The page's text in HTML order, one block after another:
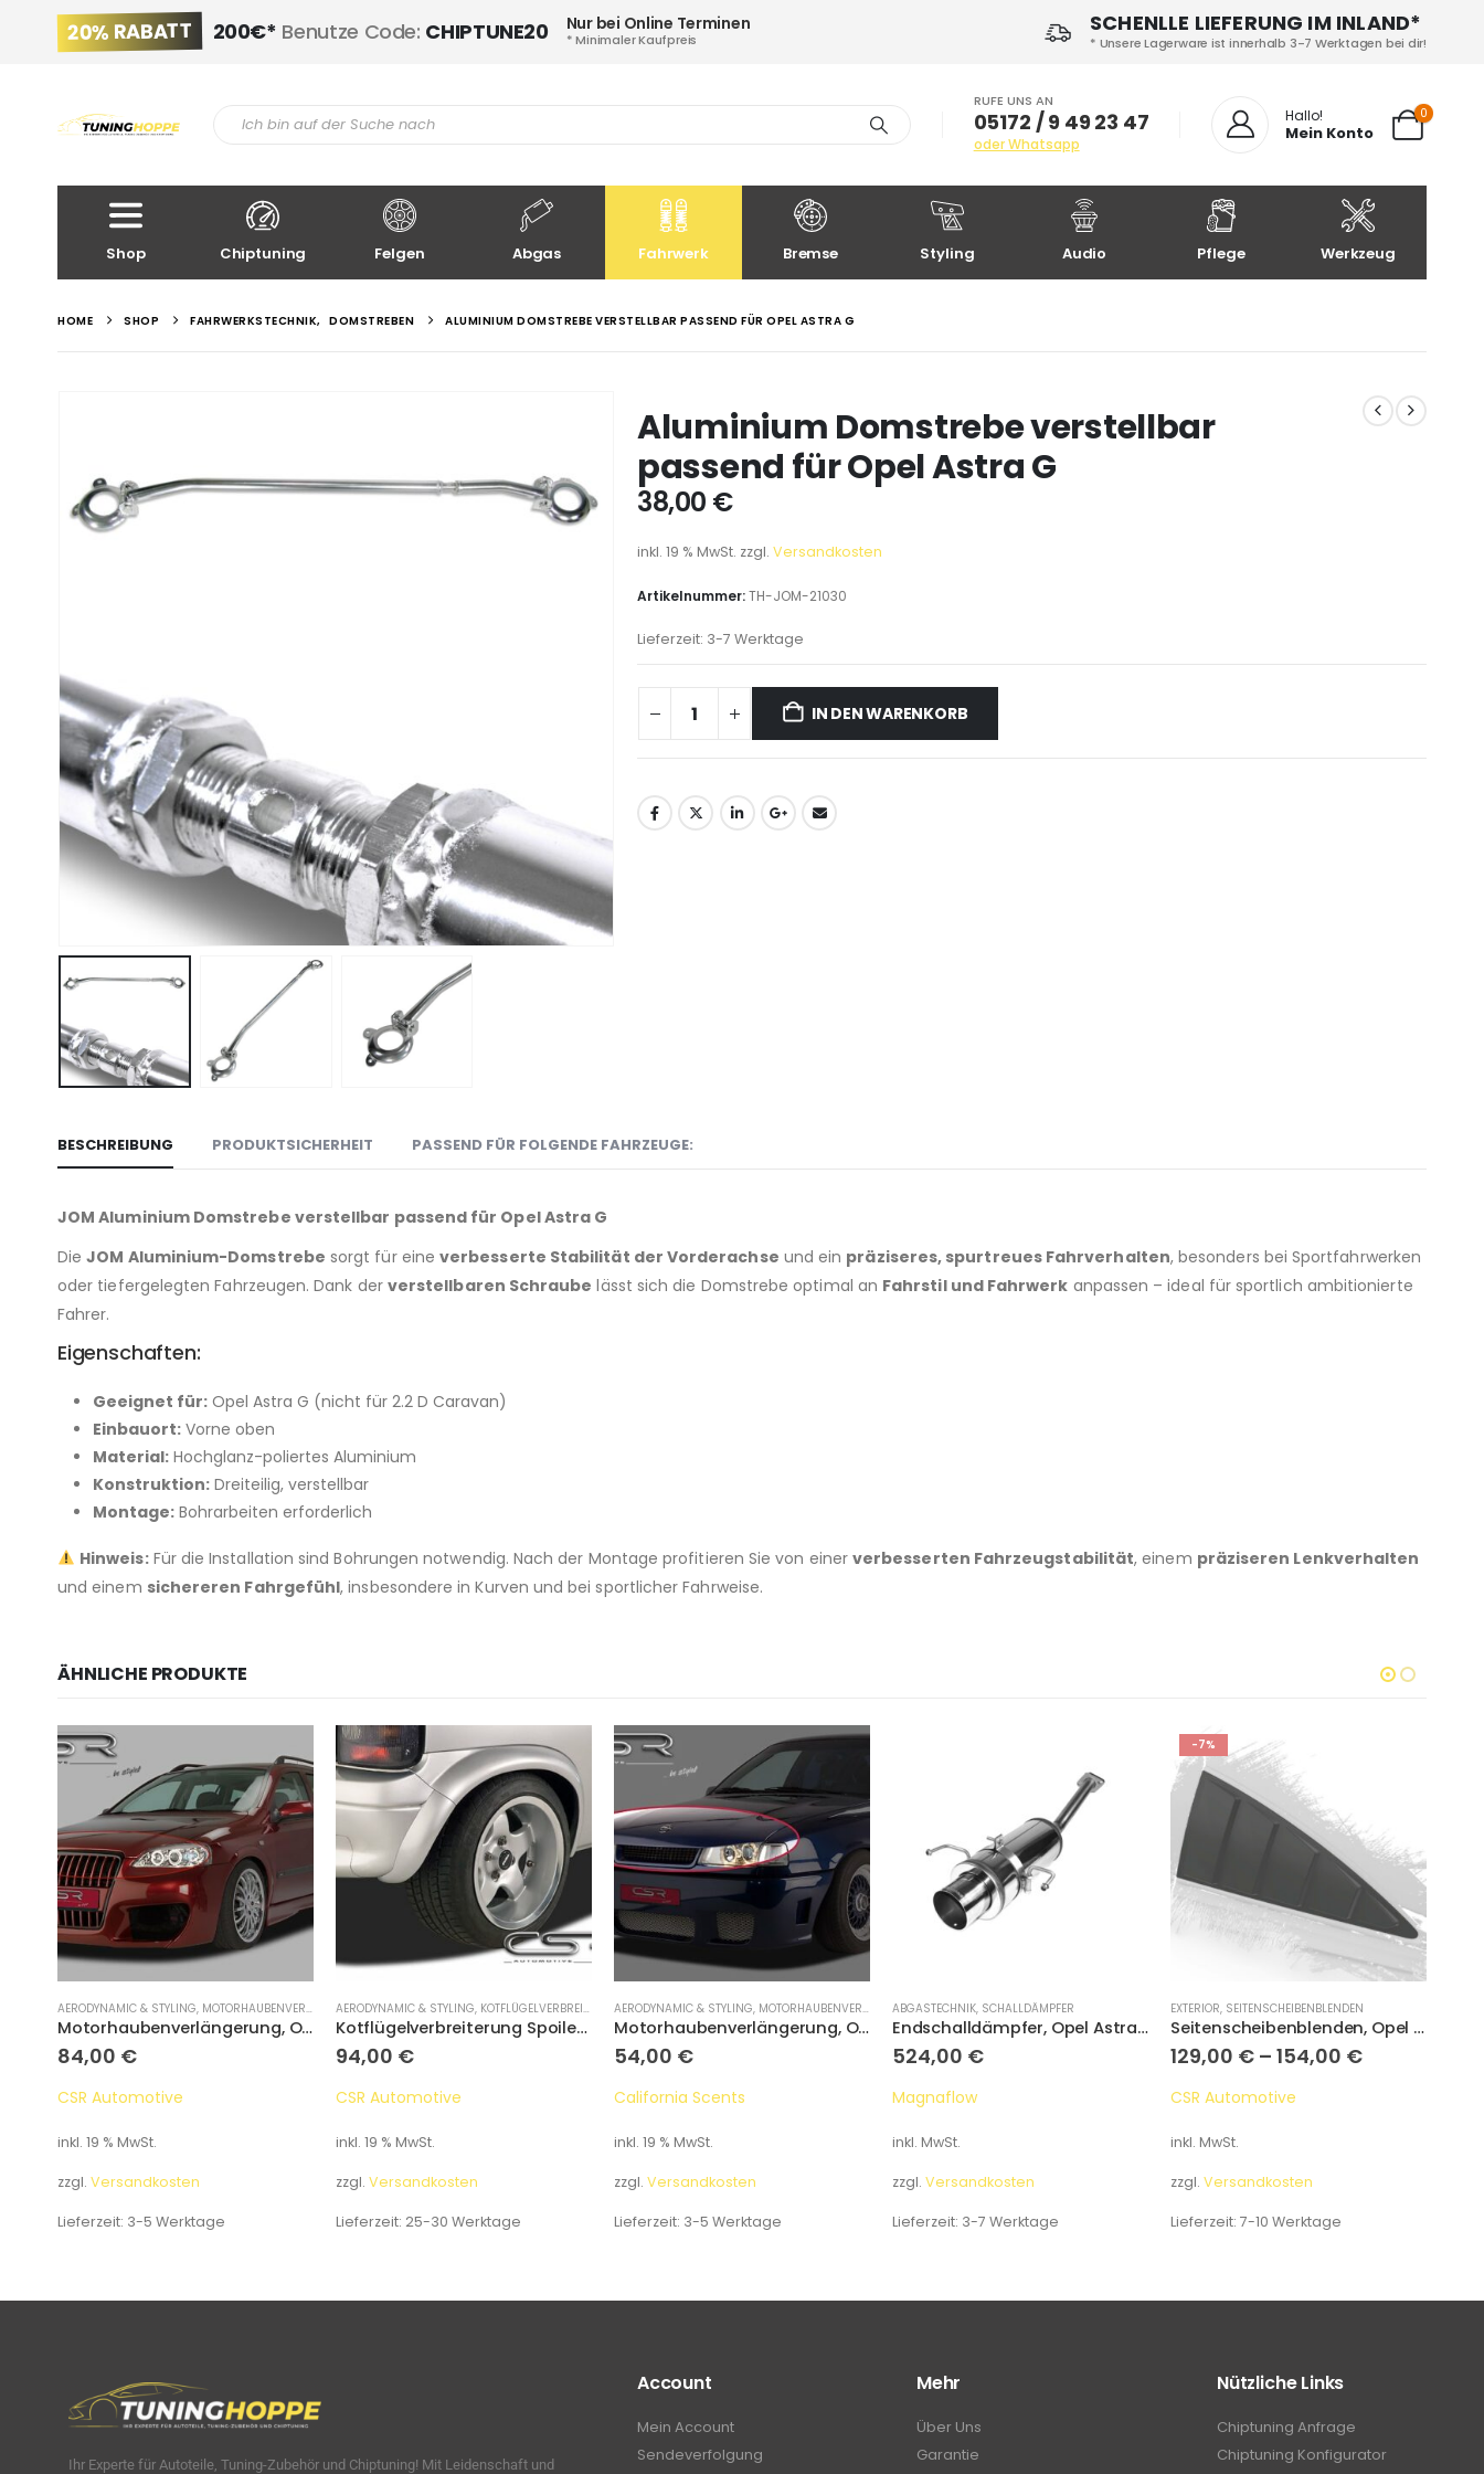
SCHENLLE LIEFERUNG IM INLAND*
* Unsere Lagerware ist innerhalb 3-7 Werktagen bei dir!
20% RABATT 200€* Benutze Code: CHIPTUNE20 Nur bei Online Terminen
* Minimaler Kaufpreis
RUFE UNS AN
05172 / 9 49 23 47
oder Whatsapp
Hallo!
Mein Konto
0
Shop Chiptuning Felgen Abgas Fahrwerk Bremse Styling Audio Pflege Werkzeug
HOME SHOP FAHRWERKSTECHNIK, DOMSTREBEN ALUMINIUM DOMSTREBE VERSTELLBAR PASSEND FÜR OPEL ASTRA G
Aluminium Domstrebe verstellbar
passend für Opel Astra G
38,00 €
inkl. 19 % MwSt. zzgl. Versandkosten
Artikelnummer:TH-JOM-21030
Lieferzeit: 3-7 Werktage
IN DEN WARENKORB
BESCHREIBUNG PRODUKTSICHERHEIT PASSEND FÜR FOLGENDE FAHRZEUGE:
JOM Aluminium Domstrebe verstellbar passend für Opel Astra G
DieJOM Aluminium-Domstrebe sorgt für eineverbesserte Stabilität der Vorderachse und ein präziseres, spurtreues Fahrverhalten, besonders bei Sportfahrwerken
oder tiefergelegten Fahrzeugen. Dank der verstellbaren Schraube lässt sich die Domstrebe optimal an Fahrstil und Fahrwerk anpassen – ideal für sportlich ambitionierte
Fahrer.
Eigenschaften:
Geeignet für: Opel Astra G (nicht für 2.2 D Caravan)
Einbauort: Vorne oben
Material: Hochglanz-poliertes Aluminium
Konstruktion: Dreiteilig, verstellbar
Montage: Bohrarbeiten erforderlich
Hinweis:Für die Installation sind Bohrungen notwendig. Nach der Montage profitieren Sie von einer verbesserten Fahrzeugstabilität, einem präziseren Lenkverhalten
und einem sichereren Fahrgefühl, insbesondere in Kurven und bei sportlicher Fahrweise.
ÄHNLICHE PRODUKTE
AERODYNAMIC & STYLING, MOTORHAUBENVERLÄNGERUNG
Motorhaubenverlängerung, Opel Astra G
84,00 €
CSR Automotive
inkl. 19 % MwSt.
zzgl. Versandkosten
Lieferzeit: 3-5 Werktage
AERODYNAMIC & STYLING, KOTFLÜGELVERBREITUNG
Kotflügelverbreiterung Spoiler, Opel Corsa B
94,00 €
CSR Automotive
inkl. 19 % MwSt.
zzgl. Versandkosten
Lieferzeit: 25-30 Werktage
AERODYNAMIC & STYLING, MOTORHAUBENVERLÄNGERUNG
Motorhaubenverlängerung, Opel Vectra A
54,00 €
California Scents
inkl. 19 % MwSt.
zzgl. Versandkosten
Lieferzeit: 3-5 Werktage
ABGASTECHNIK, SCHALLDÄMPFER
Endschalldämpfer, Opel Astra G Stufenheck
524,00 €
Magnaflow
inkl. MwSt.
zzgl. Versandkosten
Lieferzeit: 3-7 Werktage
-7%
EXTERIOR, SEITENSCHEIBENBLENDEN
Seitenscheibenblenden, Opel Corsa E 3-Türer
129,00 € – 154,00 €
CSR Automotive
inkl. MwSt.
zzgl. Versandkosten
Lieferzeit: 7-10 Werktage
Ihr Experte für Autoteile, Tuning-Zubehör und Chiptuning! Mit Leidenschaft und
Account
Mein Account
Sendeverfolgung
Mehr
Über Uns
Garantie
Nützliche Links
Chiptuning Anfrage
Chiptuning Konfigurator